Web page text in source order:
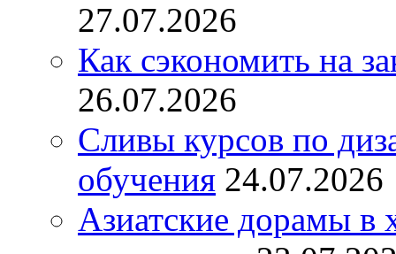
27.07.2026
Как сэкономить на
26.07.2026
Сливы курсов по
обучения 24.07.2026
Азиатские дорамы в